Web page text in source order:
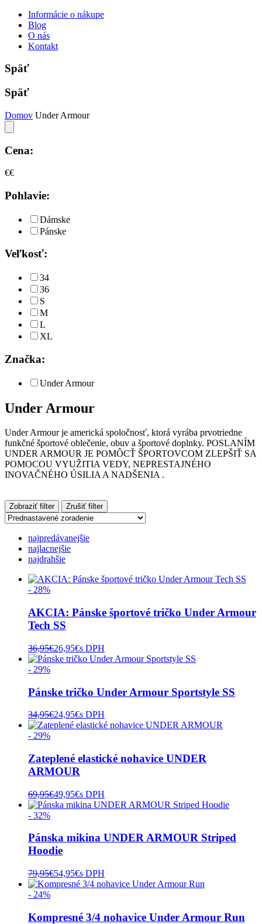
Informácie o nákupe
Blog
O nás
Kontakt
Späť
Späť
Domov Under Armour
Cena:
€€
Pohlavie:
Dámske
Pánske
Veľkosť:
34
36
S
M
L
XL
Značka:
Under Armour
Under Armour
Under Armour je americká spoločnosť, ktorá vyrába prvotriedne
funkčné športové oblečenie, obuv a športové doplnky. POSLANÍM
UNDER ARMOUR JE POMÔCŤ ŠPORTOVCOM ZLEPŠIŤ SA
POMOCOU VYUŽITIA VEDY, NEPRESTAJNÉHO
INOVAČNÉHO ÚSILIA A NADŠENIA .
Zobraziť filter Zrušiť filter
najpredávanejšie
najlacnejšie
najdrahšie
- 28%
AKCIA: Pánske športové tričko Under Armour
Tech SS
36,95€26,95€s DPH
- 29%
Pánske tričko Under Armour Sportstyle SS
34,95€24,95€s DPH
- 29%
Zateplené elastické nohavice UNDER
ARMOUR
69,95€49,95€s DPH
- 32%
Pánska mikina UNDER ARMOUR Striped
Hoodie
79,95€54,95€s DPH
- 24%
Kompresné 3/4 nohavice Under Armour Run